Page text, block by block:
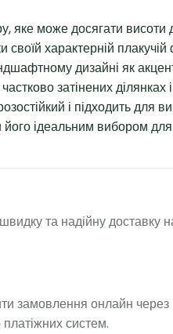
яке може досягати висоти
характерній
дизайні як
затінених ділянках
і підходить для
його ідеальним вибором для
та надійну доставку
замовлення онлайн через
систем.